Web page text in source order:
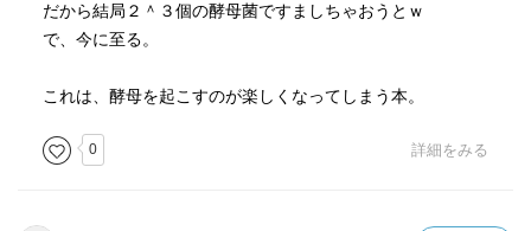
だから結局２＾３個の酵母菌ですましちゃおうとｗ
で、今に至る。
これは、酵母を起こすのが楽しくなってしまう本。
0 詳細をみる